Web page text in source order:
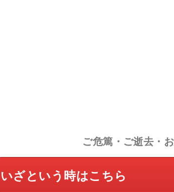
ご危篤・ご逝去・
いざという時はこちら